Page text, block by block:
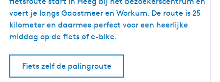
s
r
o
voert je langs Gaastmeer en Workum. De route is 25
kilometer en daarmee perfect voor een heerlijke
middag op de fiets of e-bike.
Fiets zelf de palingroute